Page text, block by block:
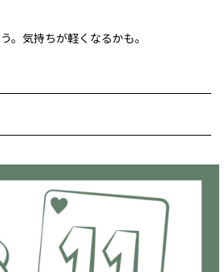
。気持ちが軽くなるかも。